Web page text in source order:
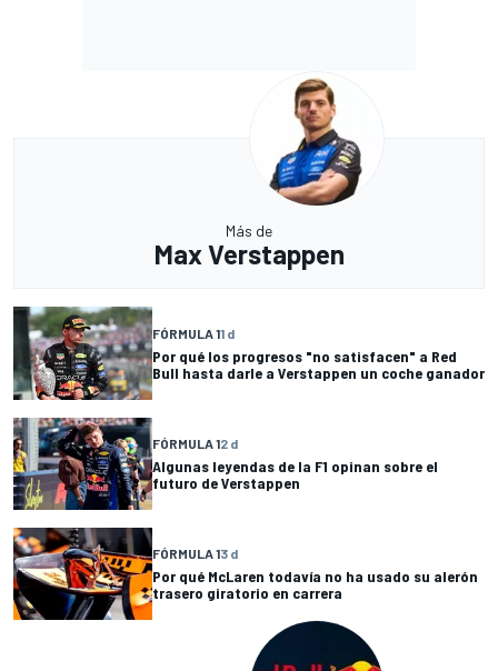
Más de
Max Verstappen
FÓRMULA 11 d
Por qué los progresos "no satisfacen" a Red
Bull hasta darle a Verstappen un coche ganador
FÓRMULA 12 d
Algunas leyendas de la F1 opinan sobre el
futuro de Verstappen
FÓRMULA 13 d
Por qué McLaren todavía no ha usado su alerón
trasero giratorio en carrera